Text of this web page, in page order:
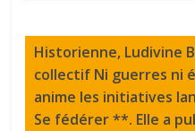
Historienne, Ludivine
collectif Ni guerres ni
anime les initiatives
Se fédérer **. Elle a